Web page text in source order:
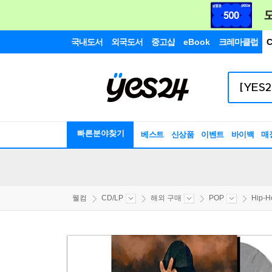
국내도서 외국도서 중고샵 eBook 크레마클럽
빠른분야찾기 베스트 신상품 이벤트 바이백 매
웰컴 CD/LP 해외 구매 POP Hip-